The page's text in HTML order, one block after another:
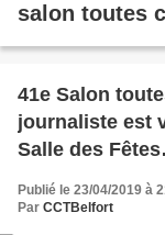
salon toutes
41e Salon
journaliste est
Salle des
Publié le 23/04/2019 à
Par CCTBelfort